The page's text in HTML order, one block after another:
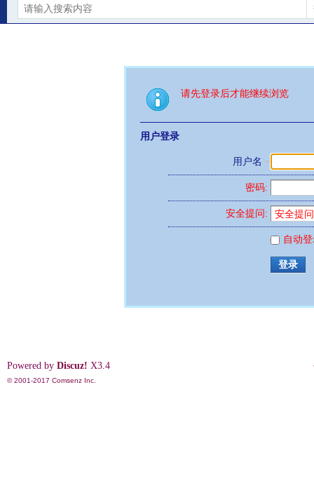
请先登录后才能继续浏览
用户登录
用户名
密码:
安全提问:
自动
登录
Powered by Discuz! X3.4
© 2001-2017 Comsenz Inc.